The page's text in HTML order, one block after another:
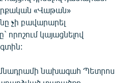
«Վաթան»
չի բավարարել
կայացնելով
նախագահ Պետրոս